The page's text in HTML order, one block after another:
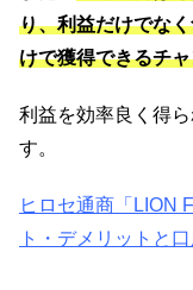
り、利益だけでな
けで獲得できるチ
利益を効率良く得
す。
ヒロセ通商「LION
ト・デメリットと